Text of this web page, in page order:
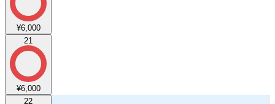
¥6,000
21
¥6,000
22